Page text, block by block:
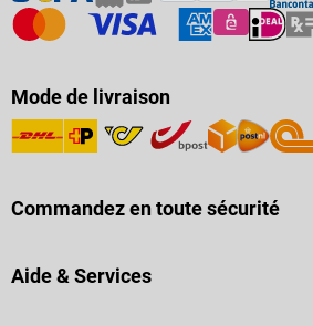
Mode de livraison
Commandez en toute sécurité
Aide & Services